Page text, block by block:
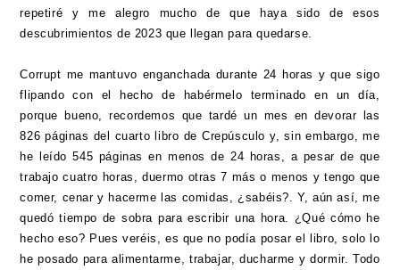
repetiré y me alegro mucho de que haya sido de esos
descubrimientos de 2023 que llegan para quedarse.
Corrupt me mantuvo enganchada durante 24 horas y que sigo
flipando con el hecho de habérmelo terminado en un día,
porque bueno, recordemos que tardé un mes en devorar las
826 páginas del cuarto libro de Crepúsculo y, sin embargo, me
he leído 545 páginas en menos de 24 horas, a pesar de que
trabajo cuatro horas, duermo otras 7 más o menos y tengo que
comer, cenar y hacerme las comidas, ¿sabéis?. Y, aún así, me
quedó tiempo de sobra para escribir una hora. ¿Qué cómo he
hecho eso? Pues veréis, es que no podía posar el libro, solo lo
he posado para alimentarme, trabajar, ducharme y dormir. Todo